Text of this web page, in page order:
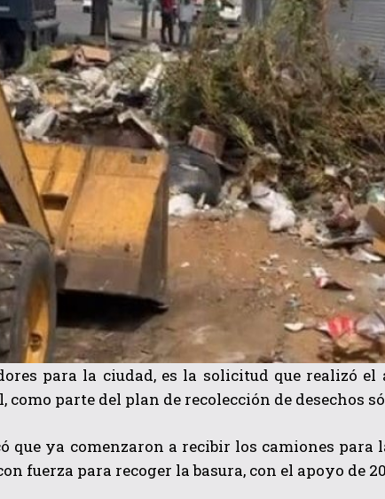
para la ciudad, es la solicitud que realizó
como parte del plan de recolección de desechos
que ya comenzaron a recibir los camiones para
fuerza para recoger la basura, con el apoyo de